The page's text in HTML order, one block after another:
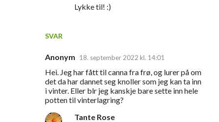
SVAR
Lykke til! :)
Anonym 18. september 2022 kl. 14:01
Hei. Jeg har fått til canna fra frø, og lurer på om
det da har dannet seg knoller som jeg kan ta inn
i vinter. Eller blr jeg kanskje bare sette inn hele
potten til vinterlagring?
Tante Rose